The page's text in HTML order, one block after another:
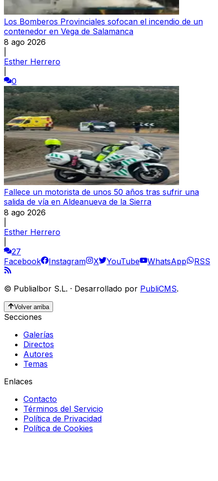
Los Bomberos Provinciales sofocan el incendio de un
contenedor en Vega de Salamanca
8 ago 2026
Esther Herrero
0
Fallece un motorista de unos 50 años tras sufrir una
salida de vía en Aldeanueva de la Sierra
8 ago 2026
Esther Herrero
27
Facebook
Instagram X YouTube WhatsApp RSS
© Publialbor S.L. · Desarrollado por PubliCMS.
Volver arriba
Secciones
Galerías
Directos
Autores
Temas
Enlaces
Contacto
Términos del Servicio
Política de Privacidad
Política de Cookies